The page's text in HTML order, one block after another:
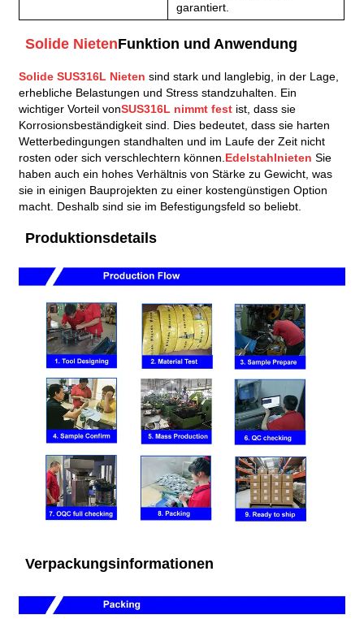
garantiert.
Solide NietenFunktion und Anwendung
Solide SUS316L Nieten sind stark und langlebig, in der Lage,
erhebliche Belastungen und Stress standzuhalten. Ein
wichtiger Vorteil vonSUS316L nimmt fest ist, dass sie
Korrosionsbeständigkeit sind. Dies bedeutet, dass sie harten
Wetterbedingungen standhalten und im Laufe der Zeit nicht
rosten oder sich verschlechtern können.EdelstahlnietenSie
haben auch ein hohes Verhältnis von Stärke zu Gewicht, was
sie in einigen Bauprojekten zu einer kostengünstigen Option
macht. Deshalb sind sie im Befestigungsfeld so beliebt.
Produktionsdetails
Verpackungsinformationen